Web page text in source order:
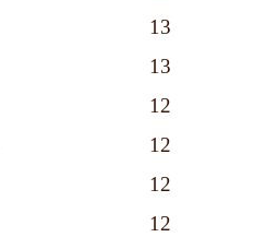
13
13
12
12
12
12